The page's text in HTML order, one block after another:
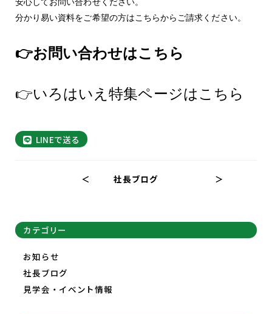
安心してお問い合わせください。
分かり易い資料をご希望の方はこちらからご請求ください。
👉お問い合わせはこちら
👉いろはいえ特集ページはこちら
LINEで送る
＜ 社長ブログ ＞
カテゴリー
お知らせ
社長ブログ
見学会・イベント情報